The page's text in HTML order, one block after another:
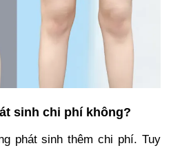
sinh chi phí không?
phát sinh thêm chi phí. Tuy